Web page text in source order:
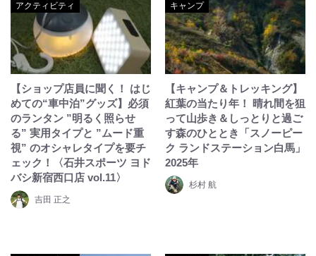
アクティビティ
【ショップ店員に聞く！ はじ
めての“車中泊”グッズ】必須
のランタン ”明るく照らせ
る” 実用タイプと ”ムード重
視” のオシャレタイプを要チ
ェック！〈石井スポーツ ヨド
バシ新宿西口店 vol.11〉
吉田 正之
キャンプ
【キャンプ＆トレッキング】
紅葉の当たり年！ 晴れ間を狙
って山歩き＆しっとりと過ご
す森のひととき「スノーピー
ク ランドステーション白馬」
2025年
杉村 航